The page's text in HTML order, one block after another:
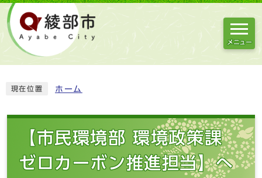
メニュー
現在位置 ホーム
【市民環境部 環境政策課
ゼロカーボン推進担当】へ